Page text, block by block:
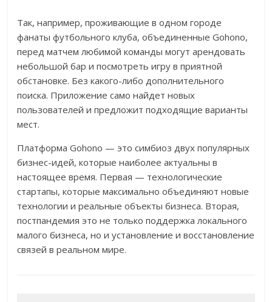
Так, например, проживающие в одном городе
фанаты футбольного клуба, объединенные Gohono,
перед матчем любимой команды могут арендовать
небольшой бар и посмотреть игру в приятной
обстановке. Без какого-либо дополнительного
поиска. Приложение само найдет новых
пользователей и предложит подходящие варианты
мест.
Платформа Gohono — это симбиоз двух популярных
бизнес-идей, которые наиболее актуальны в
настоящее время. Первая — технологические
стартапы, которые максимально объединяют новые
технологии и реальные объекты бизнеса. Вторая,
постпандемия это не только поддержка локального
малого бизнеса, но и установление и восстановление
связей в реальном мире.